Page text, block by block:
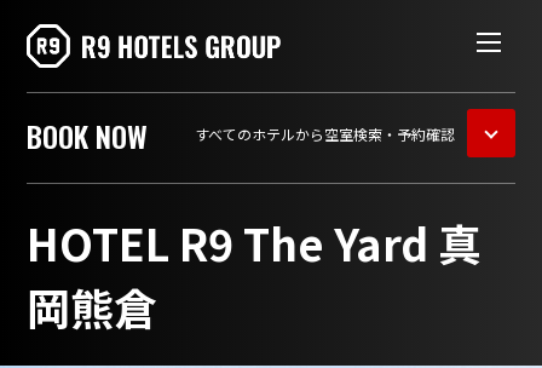
BOOK NOW すべてのホテルから空室検索・予約確認
HOTEL R9 The Yard 真
岡熊倉